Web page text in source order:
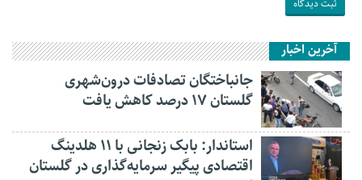
آخرین اخبار
جانباختگان تصادفات درون‌شهری
گلستان ۱۷ درصد کاهش یافت
استاندار: بابک زنجانی با ۱۱ هلدینگ
اقتصادی پیگیر سرمایه‌گذاری در گلستان